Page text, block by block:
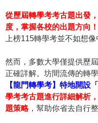
從歷屆轉學考考古題出發
度，掌握各校的出題方向！
上榜115轉學考並不如想像
然而，多數大學僅提供歷
正確詳解。坊間流傳的轉
【龍門轉學考】特地開設
學考考古題進行詳細解析
題策略，幫助你省去自行